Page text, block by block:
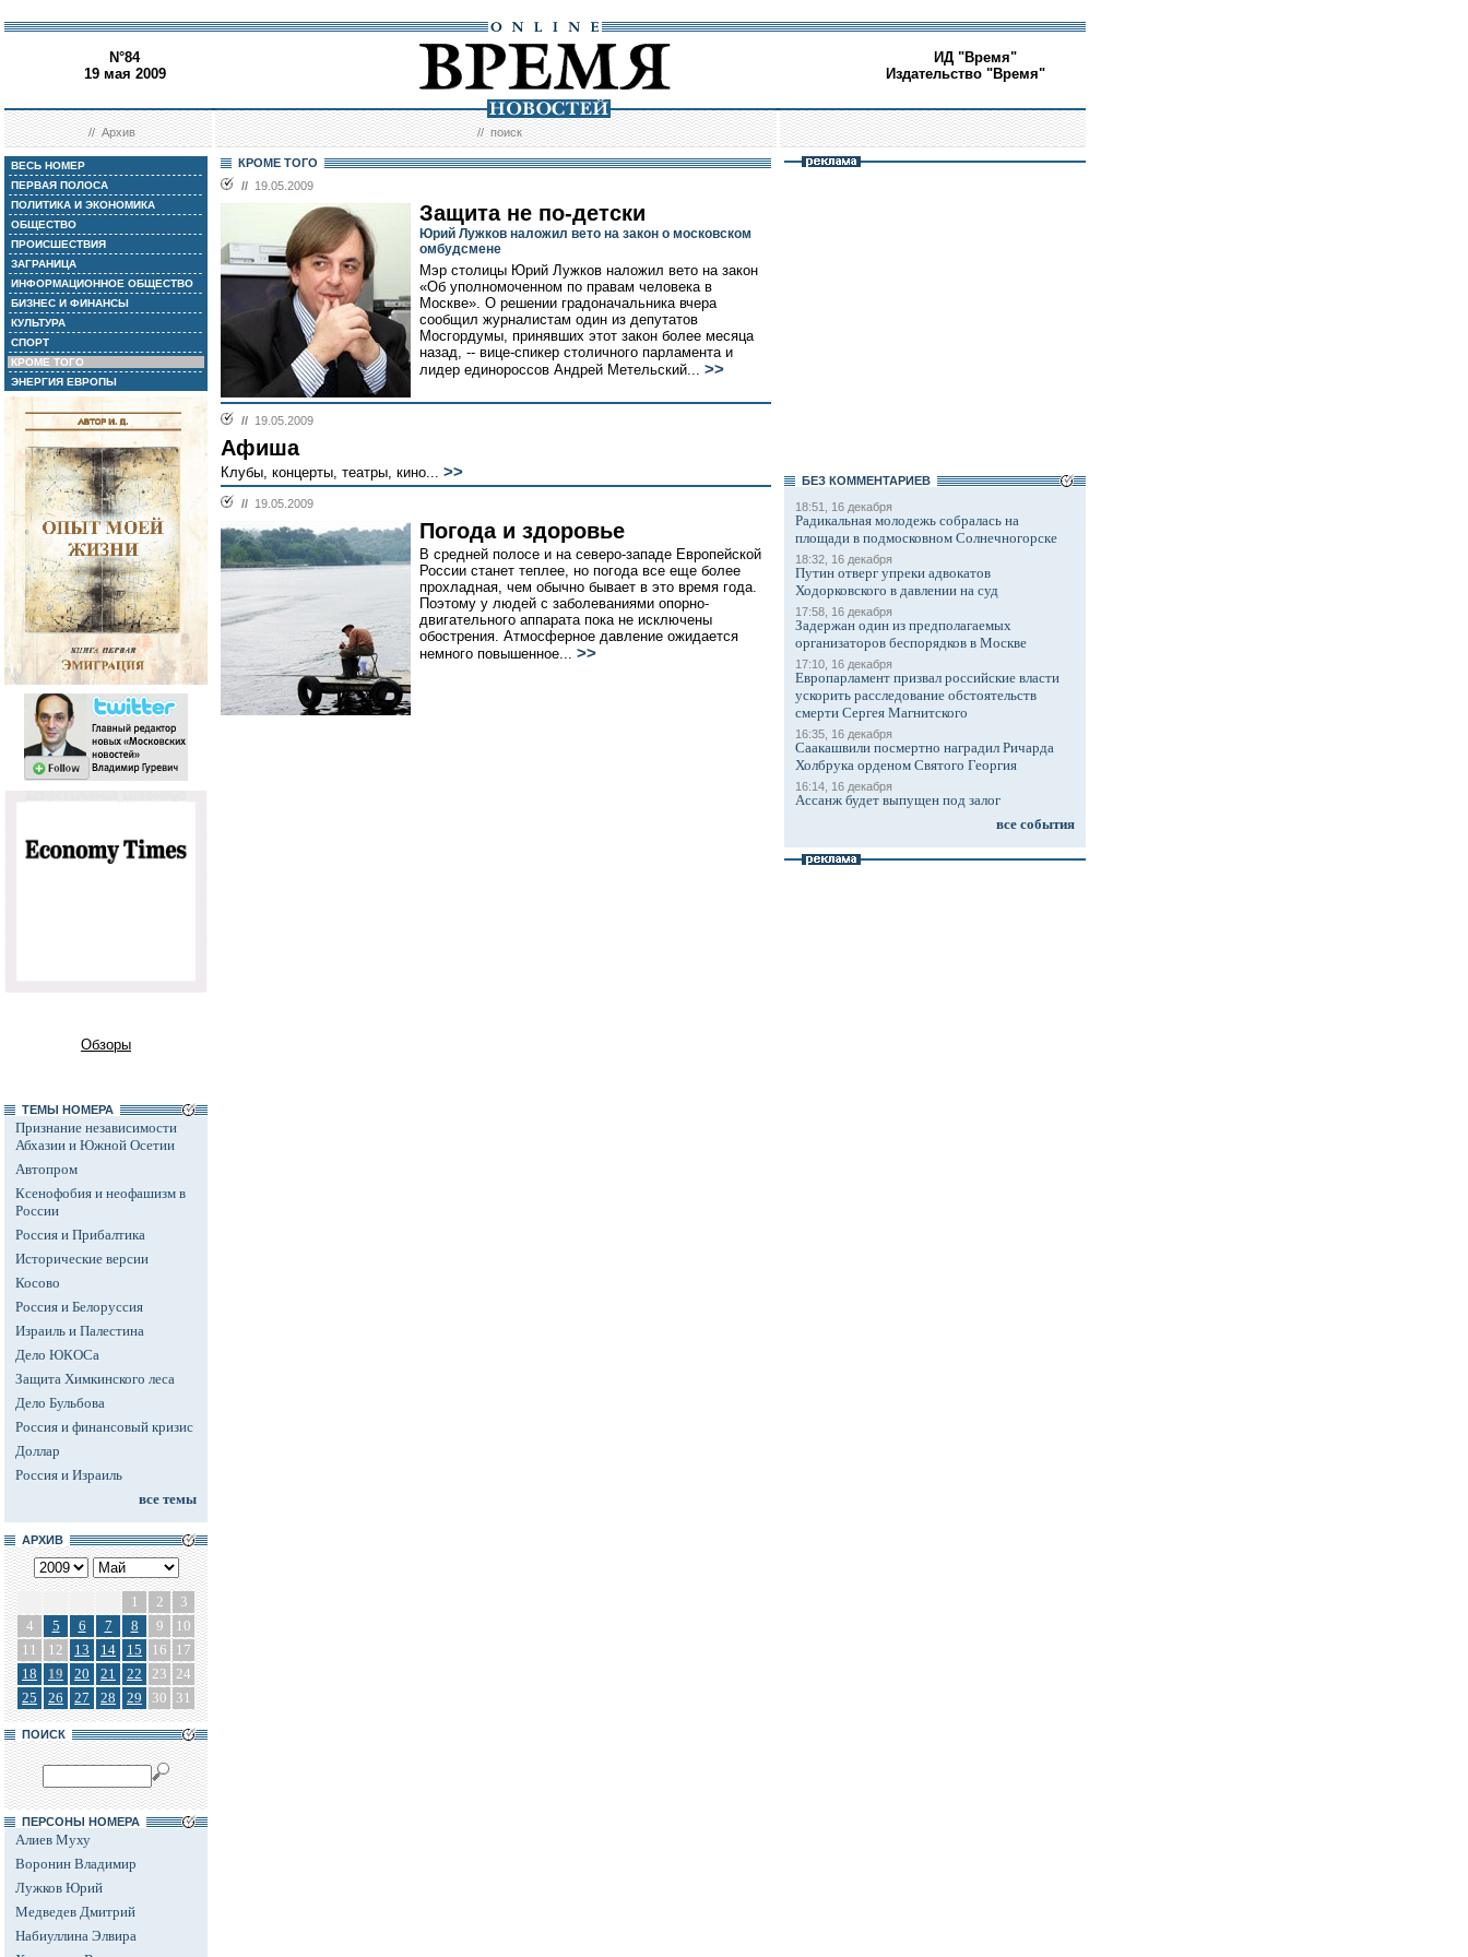
N°84
19 мая 2009
ИД "Время"
Издательство "Время"
//Архив //поиск
ВЕСЬ НОМЕР
ПЕРВАЯ ПОЛОСА
ПОЛИТИКА И ЭКОНОМИКА
ОБЩЕСТВО
ПРОИСШЕСТВИЯ
ЗАГРАНИЦА
ИНФОРМАЦИОННОЕ ОБЩЕСТВО
БИЗНЕС И ФИНАНСЫ
КУЛЬТУРА
СПОРТ
КРОМЕ ТОГО
ЭНЕРГИЯ ЕВРОПЫ
Обзоры
ТЕМЫ НОМЕРА
Признание независимости
Абхазии и Южной Осетии
Автопром
Ксенофобия и неофашизм в
России
Россия и Прибалтика
Исторические версии
Косово
Россия и Белоруссия
Израиль и Палестина
Дело ЮКОСа
Защита Химкинского леса
Дело Бульбова
Россия и финансовый кризис
Доллар
Россия и Израиль
все темы
АРХИВ
1 2
3
4
5 6 7 8 9
10
11
12 13 14 15 16
17
18
19 20 21 22 23 24
25
26 27 28 29 30 31
ПОИСК
ПЕРСОНЫ НОМЕРА
Алиев Муху
Воронин Владимир
Лужков Юрий
Медведев Дмитрий
Набиуллина Элвира
КРОМЕ ТОГО
// 19.05.2009
Защита не по-детски
Юрий Лужков наложил вето на закон о московском
омбудсмене
Мэр столицы Юрий Лужков наложил вето на закон
«Об уполномоченном по правам человека в
Москве». О решении градоначальника вчера
сообщил журналистам один из депутатов
Мосгордумы, принявших этот закон более месяца
назад, -- вице-спикер столичного парламента и
лидер единороссов Андрей Метельский... >>
// 19.05.2009
Афиша
Клубы, концерты, театры, кино... >>
// 19.05.2009
Погода и здоровье
В средней полосе и на северо-западе Европейской
России станет теплее, но погода все еще более
прохладная, чем обычно бывает в это время года.
Поэтому у людей с заболеваниями опорно-
двигательного аппарата пока не исключены
обострения. Атмосферное давление ожидается
немного повышенное... >>
БЕЗ КОМMЕНТАРИЕВ
18:51, 16 декабря
Радикальная молодежь собралась на
площади в подмосковном Солнечногорске
18:32, 16 декабря
Путин отверг упреки адвокатов
Ходорковского в давлении на суд
17:58, 16 декабря
Задержан один из предполагаемых
организаторов беспорядков в Москве
17:10, 16 декабря
Европарламент призвал российские власти
ускорить расследование обстоятельств
смерти Сергея Магнитского
16:35, 16 декабря
Саакашвили посмертно наградил Ричарда
Холбрука орденом Святого Георгия
16:14, 16 декабря
Ассанж будет выпущен под залог
все события